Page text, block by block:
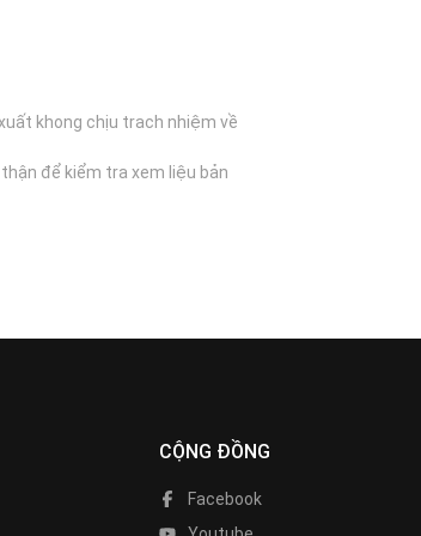
khong chịu trach nhiệm về
để kiểm tra xem liệu bản
CỘNG ĐỒNG
Facebook